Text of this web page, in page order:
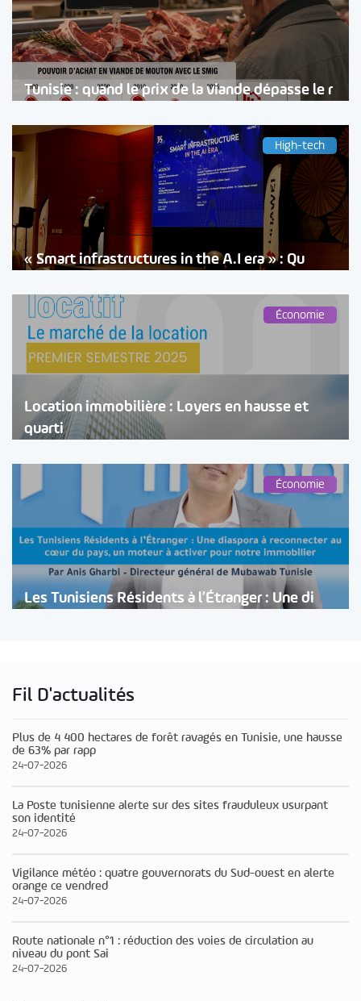
Tunisie : quand le prix de la viande dépasse le r
High-tech
« Smart infrastructures in the A.I era » : Qu
Économie
Location immobilière : Loyers en hausse et
quarti
Économie
Les Tunisiens Résidents à l’Étranger : Une di
Fil D'actualités
Plus de 4 400 hectares de forêt ravagés en Tunisie, une hausse
de 63% par rapp
24-07-2026
La Poste tunisienne alerte sur des sites frauduleux usurpant
son identité
24-07-2026
Vigilance météo : quatre gouvernorats du Sud-ouest en alerte
orange ce vendred
24-07-2026
Route nationale n°1 : réduction des voies de circulation au
niveau du pont Sai
24-07-2026